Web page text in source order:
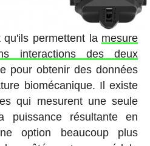
permettent la mesure
interactions des deux
pour obtenir des données
biomécanique. Il existe
qui mesurent une seule
puissance résultante en
option beaucoup plus